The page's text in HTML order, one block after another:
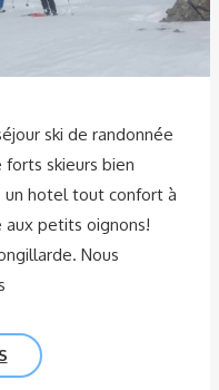
ski de randonnée
skieurs bien
un hotel tout confort à
aux petits oignons!
Nous